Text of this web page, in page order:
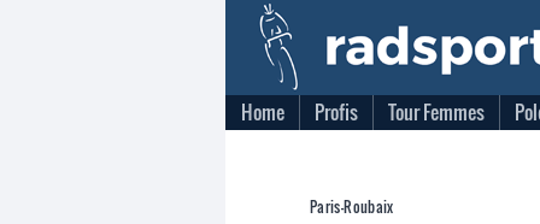
Home Profis Tour Femmes
Paris-Roubaix